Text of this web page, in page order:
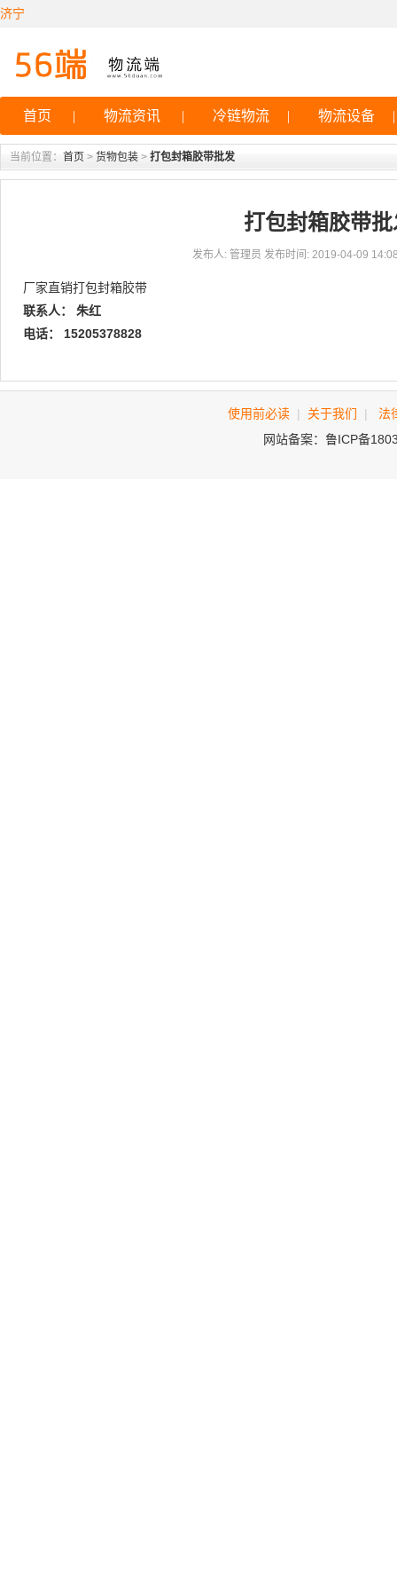
济宁
首页 | 物流资讯 | 冷链物流 | 物流设备 |
当前位置： 首页 > 货物包装 > 打包封箱胶带批发
打包封箱胶带
发布人: 管理员 发布时间: 2019-04-09
厂家直销打包封箱胶带
联系人： 朱红
电话： 15205378828
使用前必读 | 关于我们 |
法
网站备案：鲁ICP备